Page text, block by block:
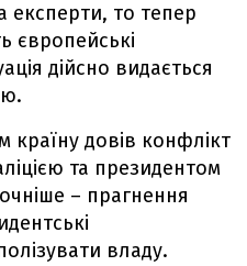
експерти, то тепер
європейські
дійсно видається
країну довів конфлікт
та президентом
– прагнення
владу.